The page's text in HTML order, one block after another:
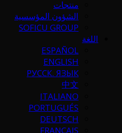
منتجات
الشؤون المؤسسية
SOFICU GROUP
اللغة
ESPAÑOL
ENGLISH
РУССК. ЯЗЫК
中文
ITALIANO
PORTUGUÉS
DEUTSCH
FRANÇAIS